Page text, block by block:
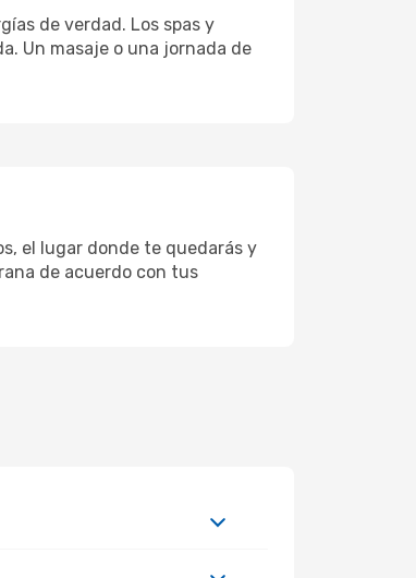
de verdad. Los spas y
Un masaje o una jornada de
el lugar donde te quedarás y
de acuerdo con tus